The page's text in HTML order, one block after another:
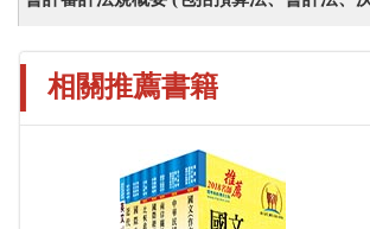
相關推薦書籍